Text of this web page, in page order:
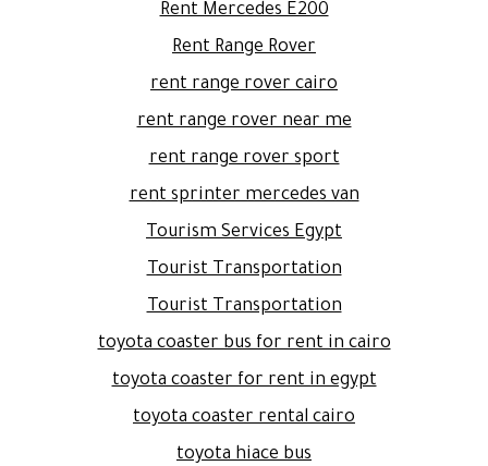
Rent Mercedes E200
Rent Range Rover
rent range rover cairo
rent range rover near me
rent range rover sport
rent sprinter mercedes van
Tourism Services Egypt
Tourist Transportation
Tourist Transportation
toyota coaster bus for rent in cairo
toyota coaster for rent in egypt
toyota coaster rental cairo
toyota hiace bus